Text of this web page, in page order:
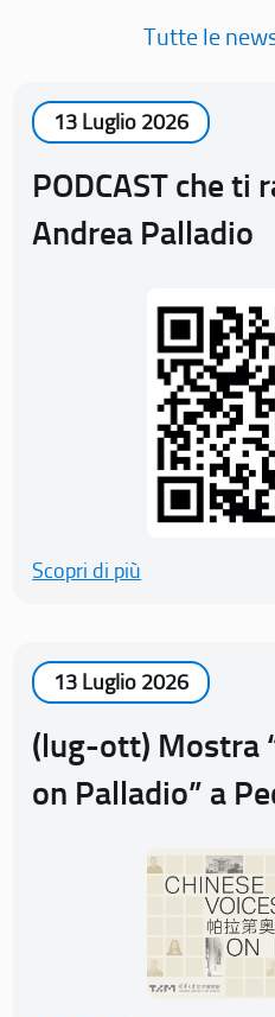
Tutte le
13 Luglio 2026
PODCAST che ti
Andrea Palladio
Scopri di più
13 Luglio 2026
(lug-ott) Mostra
on Palladio” a